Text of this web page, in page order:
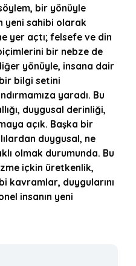
öylem, bir yönüyle
yeni sahibi olarak
yer açtı; felsefe ve din
bir nebze de
yönüyle, insana dair
bilgi setini
yaradı. Bu
duygusal derinliği,
açık. Başka bir
duygusal, ne
ıklı olmak durumunda. Bu
içkin üretkenlik,
kavramlar, duygularını
insanın yeni